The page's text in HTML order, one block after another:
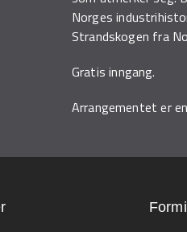
Norges
Strandskogen fra
Gratis inngang.
Arrangementet er